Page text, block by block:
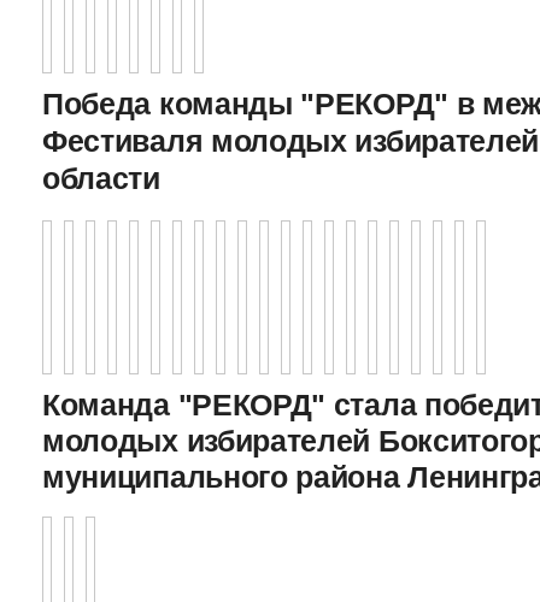
Победа команды "РЕКОРД" в
Фестиваля молодых
области
Команда "РЕКОРД" стала
молодых избирателей
муниципального района